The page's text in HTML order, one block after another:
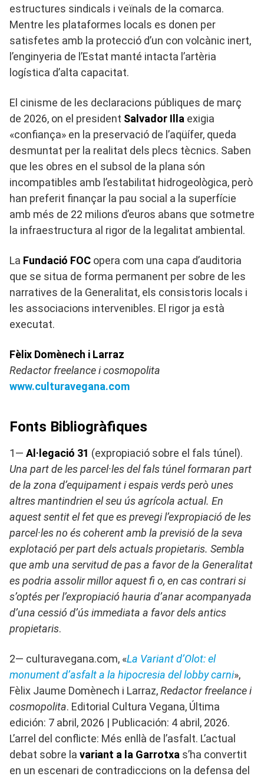
estructures sindicals i veïnals de la comarca.
Mentre les plataformes locals es donen per
satisfetes amb la protecció d’un con volcànic inert,
l’enginyeria de l’Estat manté intacta l’artèria
logística d’alta capacitat.
El cinisme de les declaracions públiques de març
de 2026, on el president Salvador Illa exigia
«confiança» en la preservació de l’aqüífer, queda
desmuntat per la realitat dels plecs tècnics. Saben
que les obres en el subsol de la plana són
incompatibles amb l’estabilitat hidrogeològica, però
han preferit finançar la pau social a la superfície
amb més de 22 milions d’euros abans que sotmetre
la infraestructura al rigor de la legalitat ambiental.
La Fundació FOC opera com una capa d’auditoria
que se situa de forma permanent per sobre de les
narratives de la Generalitat, els consistoris locals i
les associacions intervenibles. El rigor ja està
executat.
Fèlix Domènech i Larraz
Redactor freelance i cosmopolita
www.culturavegana.com
Fonts Bibliogràfiques
1— Al·legació 31 (expropiació sobre el fals túnel).
Una part de les parcel·les del fals túnel formaran part
de la zona d’equipament i espais verds però unes
altres mantindrien el seu ús agrícola actual. En
aquest sentit el fet que es prevegi l’expropiació de les
parcel·les no és coherent amb la previsió de la seva
explotació per part dels actuals propietaris. Sembla
que amb una servitud de pas a favor de la Generalitat
es podria assolir millor aquest fi o, en cas contrari si
s’optés per l’expropiació hauria d’anar acompanyada
d’una cessió d’ús immediata a favor dels antics
propietaris.
2— culturavegana.com, «La Variant d’Olot: el
monument d’asfalt a la hipocresia del lobby carni»,
Fèlix Jaume Domènech i Larraz,Redactor freelance i
cosmopolita. Editorial Cultura Vegana, Última
edición: 7 abril, 2026 | Publicación: 4 abril, 2026.
L’arrel del conflicte: Més enllà de l’asfalt. L’actual
debat sobre la variant a la Garrotxa s’ha convertit
en un escenari de contradiccions on la defensa del